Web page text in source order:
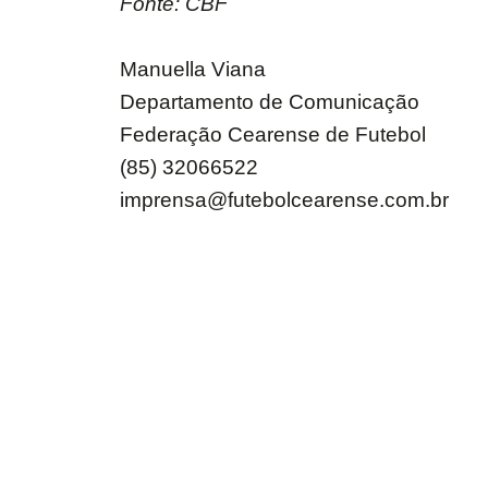
Manuella Viana
Departamento de Comunicação
Federação Cearense de Futebol
(85) 32066522
imprensa@futebolcearense.com.br